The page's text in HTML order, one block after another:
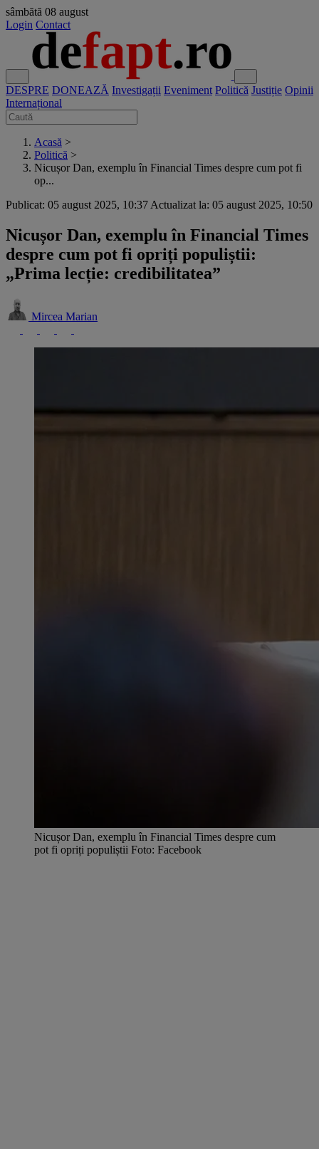
sâmbătă 08 august
Login Contact
DESPRE DONEAZĂ Investigații Eveniment Politică Justiție Opinii
Internațional
Acasă >
Politică >
Nicușor Dan, exemplu în Financial Times despre cum pot fi
op...
Publicat: 05 august 2025, 10:37 Actualizat la: 05 august 2025, 10:50
Nicușor Dan, exemplu în Financial Times
despre cum pot fi opriți populiștii:
„Prima lecție: credibilitatea”
Mircea Marian
Nicușor Dan, exemplu în Financial Times despre cum
pot fi opriți populiștii Foto: Facebook